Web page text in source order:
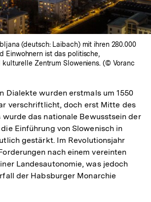
(deutsch: Laibach) mit ihren 280.000
Einwohnern ist das politische,
Zentrum Sloweniens. (© Voranc
Dialekte wurden erstmals um 1550
verschriftlicht, doch erst Mitte des
wurde das nationale Bewusstsein der
Einführung von Slowenisch in
gestärkt. Im Revolutionsjahr
nach einem vereinten
Landesautonomie, was jedoch
der Habsburger Monarchie